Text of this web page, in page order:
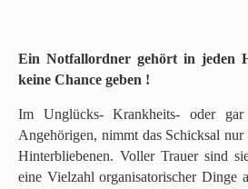
Ein Notfallordner gehört in jeden
keine Chance geben !
Im Unglücks- Krankheits- oder gar
Angehörigen, nimmt das Schicksal
Hinterbliebenen. Voller Trauer sind
eine Vielzahl organisatorischer Dinge